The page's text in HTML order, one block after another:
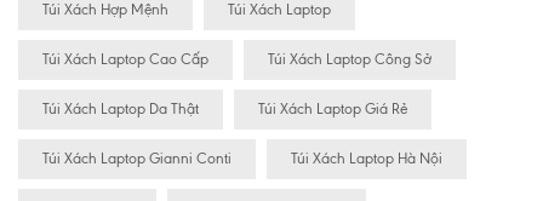
Túi Xách Hợp Mệnh Túi Xách Laptop
Túi Xách Laptop Cao Cấp Túi Xách Laptop Công Sở
Túi Xách Laptop Da Thật Túi Xách Laptop Giá Rẻ
Túi Xách Laptop Gianni Conti Túi Xách Laptop Hà Nội